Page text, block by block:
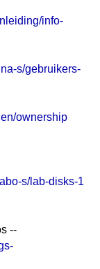
info-
s/gebruikers-
ownership
s/lab-disks-1
--